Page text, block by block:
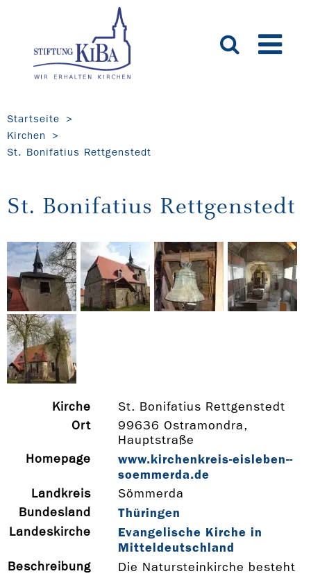
Startseite
Kirchen
St. Bonifatius Rettgenstedt
St. Bonifatius Rettgenstedt
Kirche
St. Bonifatius Rettgenstedt
Ort
99636 Ostramondra,
Hauptstraße
Homepage
www.kirchenkreis-­eisleben-­
soemmerda.de
Landkreis
Sömmerda
Bundesland
Thüringen
Landeskirche
Evangelische Kirche in
Mitteldeutschland
Beschreibung
Die Natursteinkirche besteht